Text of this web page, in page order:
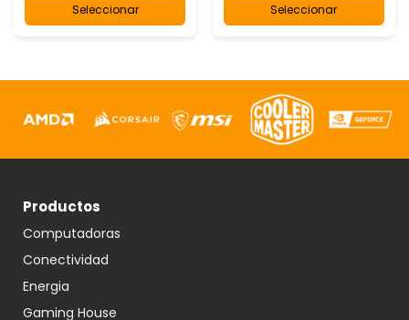
Seleccionar Seleccionar
Productos
Computadoras
Conectividad
Energia
Gaming House